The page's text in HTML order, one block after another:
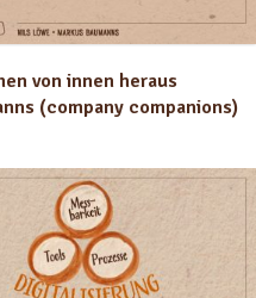
von innen heraus
(company companions)